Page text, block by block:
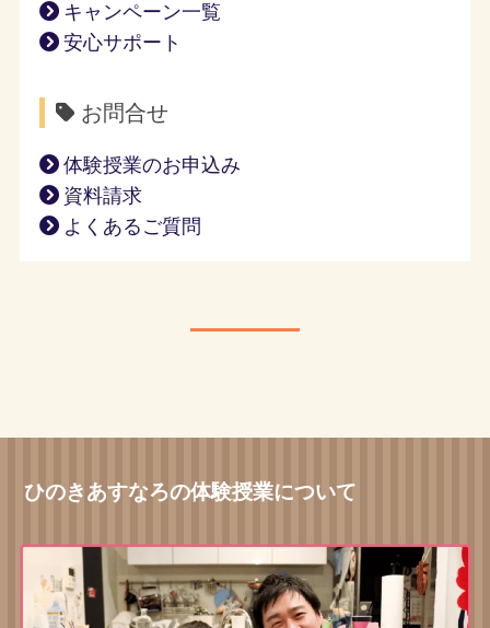
キャンペーン一覧
安心サポート
お問合せ
体験授業のお申込み
資料請求
よくあるご質問
ひのきあすなろの体験授業について